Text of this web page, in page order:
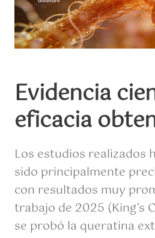
Evidencia
eficacia
Los estudios realizados
sido principalmente
con resultados muy
trabajo de 2025 (King’s
se probó la queratina